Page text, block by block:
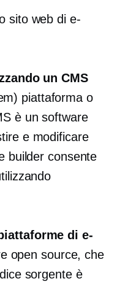
sito web di e-
un CMS
piattaforma o
è un software
e modificare
builder consente
di e-
open source, che
sorgente è